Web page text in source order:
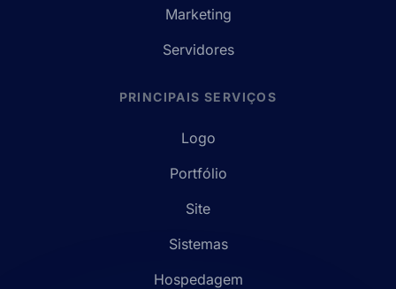
Marketing
Servidores
PRINCIPAIS SERVIÇOS
Logo
Portfólio
Site
Sistemas
Hospedagem